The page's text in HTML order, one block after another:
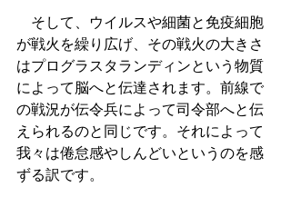
そして、ウイルスや細菌と免疫細胞
が戦火を繰り広げ、その戦火の大きさ
はプログラスタランディンという物質
によって脳へと伝達されます。前線で
の戦況が伝令兵によって司令部へと伝
えられるのと同じです。それによって
我々は倦怠感やしんどいというのを感
ずる訳です。